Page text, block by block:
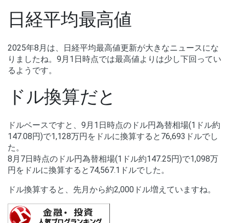
日経平均最高値
2025年8月は、日経平均最高値更新が大きなニュースにな
りましたね。9月1日時点では最高値よりは少し下回ってい
るようです。
ドル換算だと
ドルベースですと、9月1日時点のドル円為替相場(1ドル約
147.08円)で1,128万円をドルに換算すると76,693ドルでし
た。
8月7日時点のドル円為替相場(1ドル約147.25円)で1,098万
円をドルに換算すると74,567.1ドルでした。
ドル換算すると、先月から約2,000ドル増えていますね。